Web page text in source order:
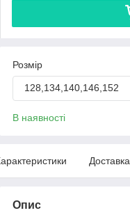
Розмір
128,134,140,146,152
В наявності
Доставка
Опис